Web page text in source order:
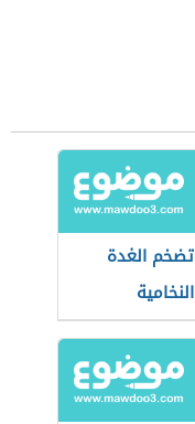
تضخم الغدة
النخامية